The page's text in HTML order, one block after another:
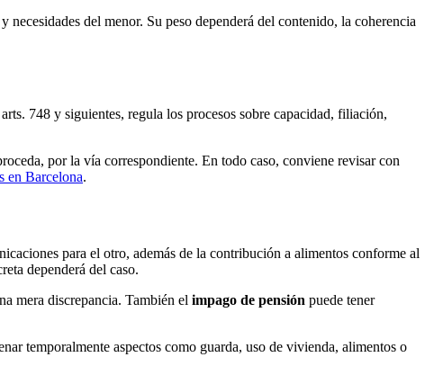
del menor. Su peso dependerá del contenido, la coherencia
arts. 748 y siguientes, regula los procesos sobre capacidad, filiación,
por la vía correspondiente. En todo caso, conviene revisar con
en Barcelona.
para el otro, además de la contribución a alimentos conforme al
dependerá del caso.
mera discrepancia. También el impago de pensión puede tener
temporalmente aspectos como guarda, uso de vivienda, alimentos o